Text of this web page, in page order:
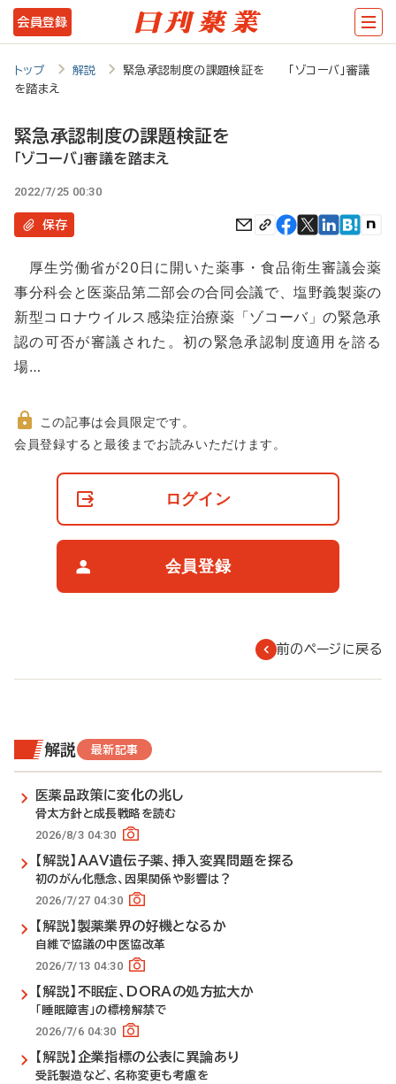
メ
イ
ツ
に
動
会員登録
トップ 解説
緊急承認制度の課題検証を 「ゾコーバ」審議
を踏まえ
緊急承認制度の課題検証を
「ゾコーバ」審議を踏まえ
2022/7/25 00:30
保存
厚生労働省が20日に開いた薬事・食品衛生審議会薬
事分科会と医薬品第二部会の合同会議で、塩野義製薬の
新型コロナウイルス感染症治療薬「ゾコーバ」の緊急承
認の可否が審議された。初の緊急承認制度適用を諮る
場…
非
この記事は会員限定です。
会員登録すると最後までお読みいただけます。
ログイン
会員登録
前のページに戻る
解説 最新記事
医薬品政策に変化の兆し
骨太方針と成長戦略を読む
2026/8/3 04:30
【解説】AAV遺伝子薬、挿入変異問題を探る
初のがん化懸念、因果関係や影響は？
2026/7/27 04:30
【解説】製薬業界の好機となるか
自維で協議の中医協改革
2026/7/13 04:30
【解説】不眠症、DORAの処方拡大か
「睡眠障害」の標榜解禁で
2026/7/6 04:30
【解説】企業指標の公表に異論あり
受託製造など、名称変更も考慮を